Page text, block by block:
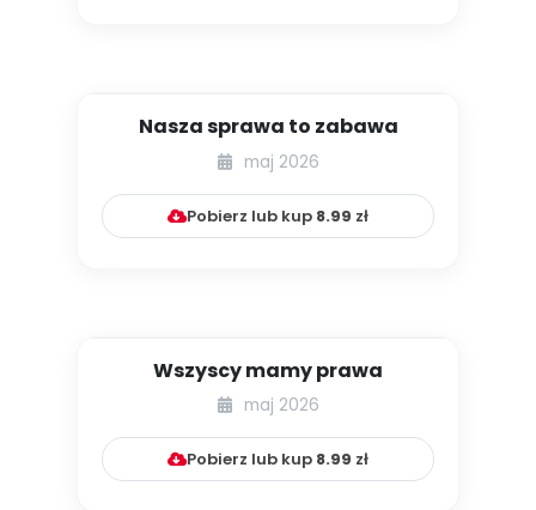
Nasza sprawa to zabawa
maj 2026
Pobierz lub kup 8.99 zł
Wszyscy mamy prawa
maj 2026
Pobierz lub kup 8.99 zł